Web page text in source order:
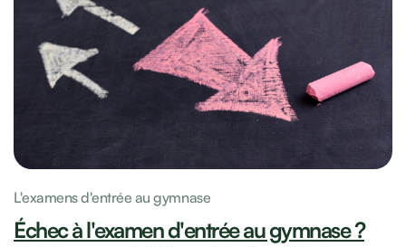
L'examens d'entrée au gymnase
Échec à l'examen d'entrée au gymnase ?